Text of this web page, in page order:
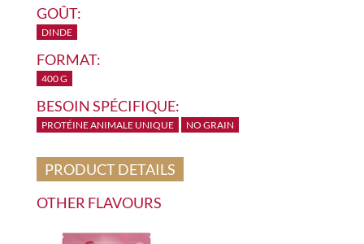
GOÛT:
DINDE
FORMAT:
400 G
BESOIN SPÉCIFIQUE:
PROTÉINE ANIMALE UNIQUE NO GRAIN
PRODUCT DETAILS
OTHER FLAVOURS